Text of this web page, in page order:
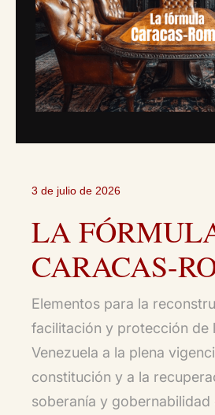
3 de julio de 2026
LA
CARACAS-
Elementos para la
facilitación y protección de
Venezuela a la plena
constitución y a la
soberanía y